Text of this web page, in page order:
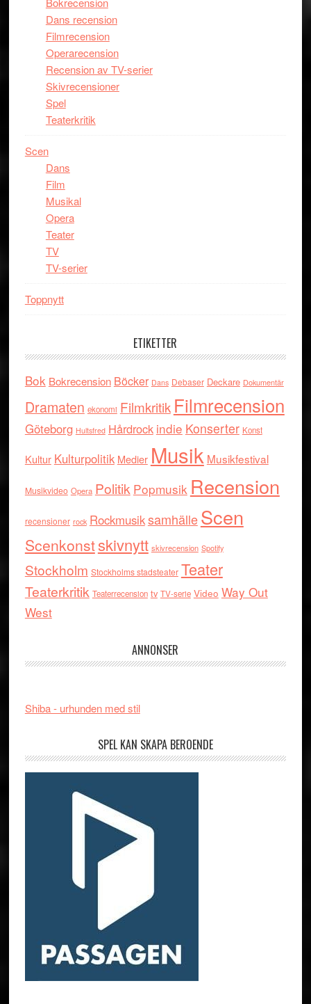
Dans recension
Filmrecension
Operarecension
Recension av TV-serier
Skivrecensioner
Spel
Teaterkritik
Scen
Dans
Film
Musikal
Opera
Teater
TV
TV-serier
Toppnytt
ETIKETTER
Bok Bokrecension Böcker Dans Debaser Deckare Dokumentär
Dramaten ekonomi Filmkritik Filmrecension
Göteborg Hultsfred Hårdrock indie Konserter Konst
Kultur Kulturpolitik Medier Musik Musikfestival
Musikvideo Opera Politik Popmusik Recension
recensioner rock RockmusiksamhälleScen
Scenkonstskivnytt skivrecension Spotify
Stockholm Stockholms stadsteater Teater
Teaterkritik Teaterrecension tv TV-serie Video Way Out
West
ANNONSER
Shiba - urhunden med stil
SPEL KAN SKAPA BEROENDE